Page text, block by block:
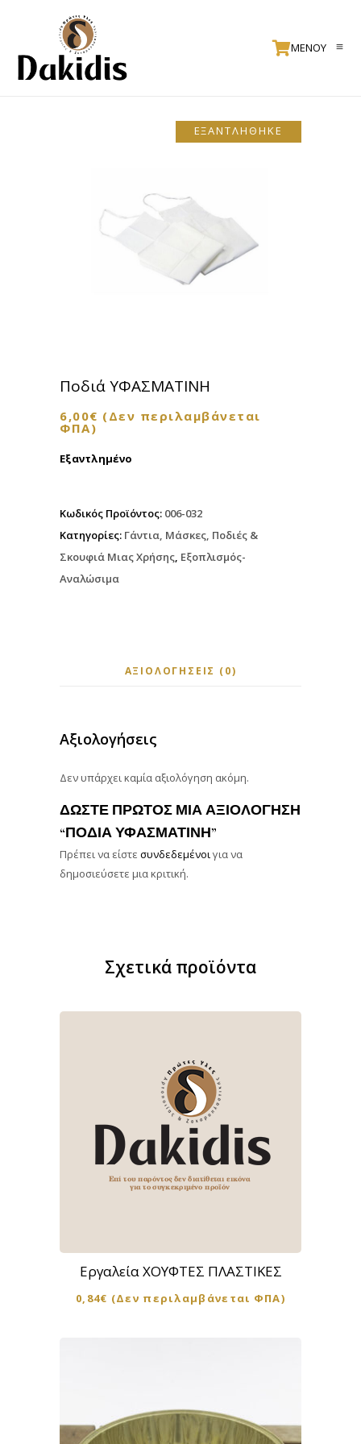
ΜΕΝΟΥ
ΕΞΑΝΤΛΗΘΗΚΕ
Ποδιά ΥΦΑΣΜΑΤΙΝΗ
6,00€ (Δεν περιλαμβάνεται
ΦΠΑ)
Εξαντλημένο
Κωδικός Προϊόντος: 006-032
Κατηγορίες: Γάντια, Μάσκες, Ποδιές &
Σκουφιά Μιας Χρήσης, Εξοπλισμός-
Αναλώσιμα
ΑΞΙΟΛΟΓΉΣΕΙΣ (0)
Αξιολογήσεις
Δεν υπάρχει καμία αξιολόγηση ακόμη.
ΔΏΣΤΕ ΠΡΏΤΟΣ ΜΊΑ ΑΞΙΟΛΌΓΗΣΗ
“ΠΟΔΙΆ ΥΦΑΣΜΑΤΙΝΗ”
Πρέπει να είστε συνδεδεμένοιγια να
δημοσιεύσετε μια κριτική.
Σχετικά προϊόντα
Εργαλεία ΧΟΥΦΤΕΣ ΠΛΑΣΤΙΚΕΣ
0,84€ (Δεν περιλαμβάνεται ΦΠΑ)